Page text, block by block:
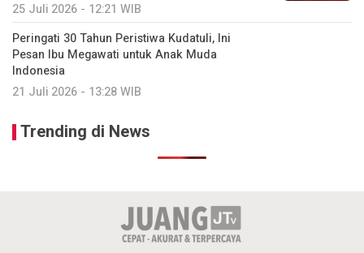
25 Juli 2026 - 12:21 WIB
Peringati 30 Tahun Peristiwa Kudatuli, Ini
Pesan Ibu Megawati untuk Anak Muda
Indonesia
21 Juli 2026 - 13:28 WIB
Trending di News